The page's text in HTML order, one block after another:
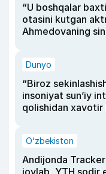
“U boshqalar
otasini kutgan
Ahmedovaning
Dunyo
“Biroz
insoniyat sun’iy
qolishidan xavotir
O‘zbekiston
Andijonda
joylab, YTH sodir